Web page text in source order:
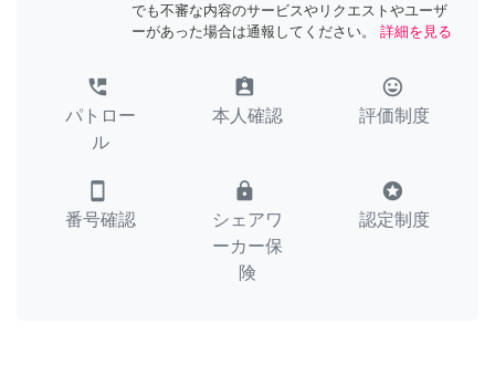
でも不審な内容のサービスやリクエストやユーザ
ーがあった場合は通報してください。
詳細を見る
perm_phone_msg
パトロー
ル
assignment_ind
本人確認
tag_faces
評価制度
smartphone
番号確認
lock
シェアワ
ーカー保
険
stars
認定制度